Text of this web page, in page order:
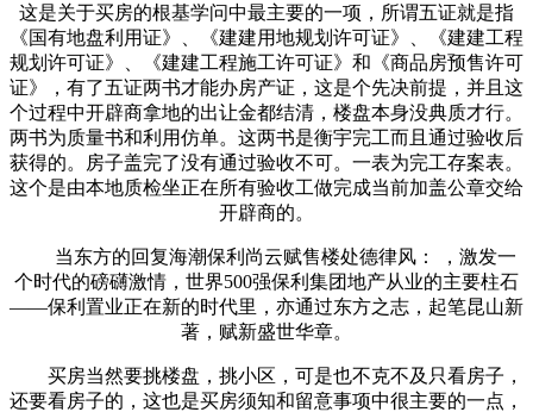
这是关于买房的根基学问中最主要的一项，所谓五证就是指
《国有地盘利用证》、《建建用地规划许可证》、《建建工程
规划许可证》、《建建工程施工许可证》和《商品房预售许可
证》，有了五证两书才能办房产证，这是个先决前提，并且这
个过程中开辟商拿地的出让金都结清，楼盘本身没典质才行。
两书为质量书和利用仿单。这两书是衡宇完工而且通过验收后
获得的。房子盖完了没有通过验收不可。一表为完工存案表。
这个是由本地质检坐正在所有验收工做完成当前加盖公章交给
开辟商的。
当东方的回复海潮保利尚云赋售楼处德律风： ，激发一
个时代的磅礴激情，世界500强保利集团地产从业的主要柱石
——保利置业正在新的时代里，亦通过东方之志，起笔昆山新
著，赋新盛世华章。
买房当然要挑楼盘，挑小区，可是也不克不及只看房子，
还要看房子的，这也是买房须知和留意事项中很主要的一点，